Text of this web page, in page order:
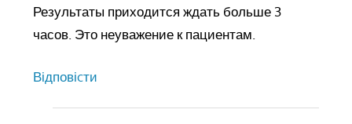
Результаты приходится ждать больше 3
часов. Это неуважение к пациентам.
Відповіcти